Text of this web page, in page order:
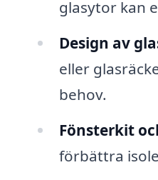
glasytor kan
Design av
eller
behov.
Fönsterkit
förbättra